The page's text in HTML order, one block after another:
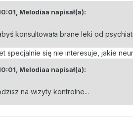
Melodiaa napisał(a):
konsultowała brane leki od
specjalnie się nie interesuje, jakie
Melodiaa napisał(a):
na wizyty kontrolne...